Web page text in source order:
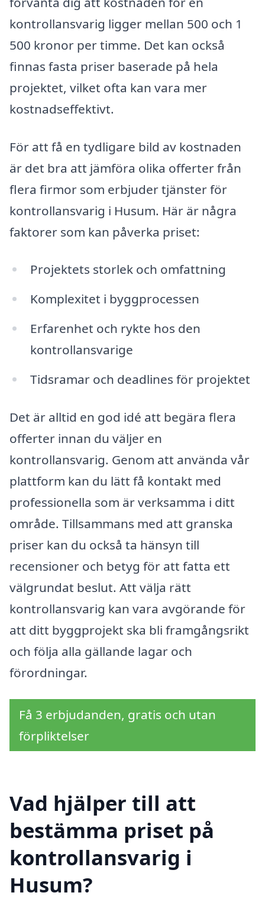
kontrollansvarig ligger mellan 500 och 1
500 kronor per timme. Det kan också
finnas fasta priser baserade på hela
projektet, vilket ofta kan vara mer
kostnadseffektivt.
För att få en tydligare bild av kostnaden
är det bra att jämföra olika offerter från
flera firmor som erbjuder tjänster för
kontrollansvarig i Husum. Här är några
faktorer som kan påverka priset:
Projektets storlek och omfattning
Komplexitet i byggprocessen
Erfarenhet och rykte hos den
kontrollansvarige
Tidsramar och deadlines för projektet
Det är alltid en god idé att begära flera
offerter innan du väljer en
kontrollansvarig. Genom att använda vår
plattform kan du lätt få kontakt med
professionella som är verksamma i ditt
område. Tillsammans med att granska
priser kan du också ta hänsyn till
recensioner och betyg för att fatta ett
välgrundat beslut. Att välja rätt
kontrollansvarig kan vara avgörande för
att ditt byggprojekt ska bli framgångsrikt
och följa alla gällande lagar och
förordningar.
Få 3 erbjudanden, gratis och utan
förpliktelser
Vad hjälper till att
bestämma priset på
kontrollansvarig i
Husum?